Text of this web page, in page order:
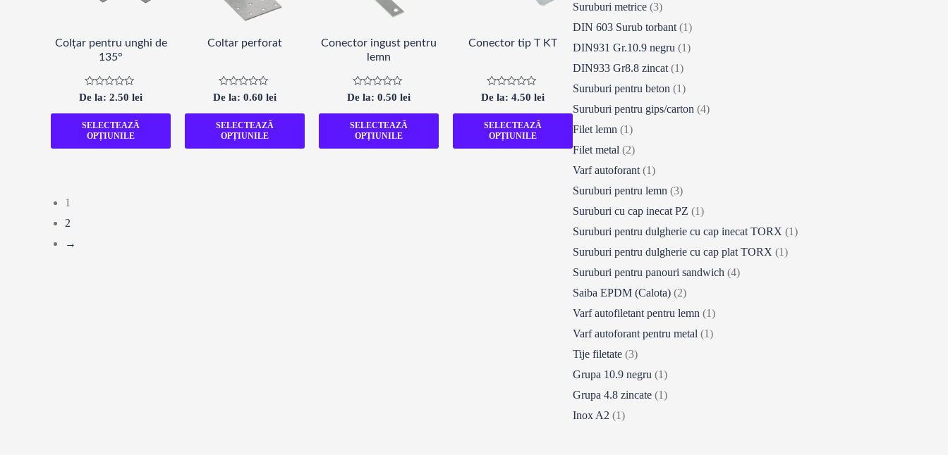
Colțar pentru unghi de
135°
Evaluat
la
0
din
5
De la:2.50lei
SELECTEAZĂ
OPȚIUNILE
Coltar perforat
Evaluat
la
0
din
5
De la:0.60lei
SELECTEAZĂ
OPȚIUNILE
Conector ingust pentru
lemn
Evaluat
la
0
din
5
De la:0.50lei
SELECTEAZĂ
OPȚIUNILE
Conector tip T KT
Evaluat
la
0
din
5
De la:4.50lei
SELECTEAZĂ
OPȚIUNILE
1
2
→
Suruburi metrice (3)
DIN 603 Surub torbant (1)
DIN931 Gr.10.9 negru (1)
DIN933 Gr8.8 zincat (1)
Suruburi pentru beton (1)
Suruburi pentru gips/carton (4)
Filet lemn (1)
Filet metal (2)
Varf autoforant (1)
Suruburi pentru lemn (3)
Suruburi cu cap inecat PZ (1)
Suruburi pentru dulgherie cu cap inecat TORX (1)
Suruburi pentru dulgherie cu cap plat TORX (1)
Suruburi pentru panouri sandwich (4)
Saiba EPDM (Calota) (2)
Varf autofiletant pentru lemn (1)
Varf autoforant pentru metal (1)
Tije filetate (3)
Grupa 10.9 negru (1)
Grupa 4.8 zincate (1)
Inox A2 (1)